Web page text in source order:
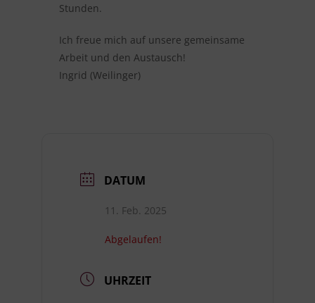
Stunden.
Ich freue mich auf unsere gemeinsame
Arbeit und den Austausch!
Ingrid (Weilinger)
DATUM
11. Feb. 2025
Abgelaufen!
UHRZEIT